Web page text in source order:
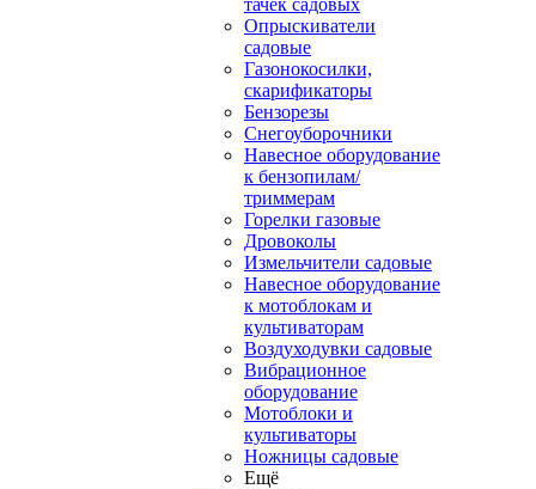
тачек садовых
Опрыскиватели
садовые
Газонокосилки,
скарификаторы
Бензорезы
Снегоуборочники
Навесное оборудование
к бензопилам/
триммерам
Горелки газовые
Дровоколы
Измельчители садовые
Навесное оборудование
к мотоблокам и
культиваторам
Воздуходувки садовые
Вибрационное
оборудование
Мотоблоки и
культиваторы
Ножницы садовые
Ещё